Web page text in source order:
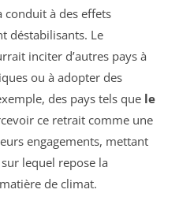
conduit à des effets
déstabilisants. Le
inciter d’autres pays à
ou à adopter des
des pays tels que le
ce retrait comme une
engagements, mettant
lequel repose la
de climat.